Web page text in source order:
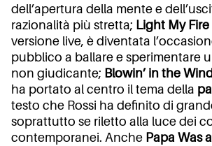
dell’apertura della mente e
razionalità più stretta; Light My
versione live, è diventata
pubblico a ballare e sperimentare
non giudicante; Blowin’ in the Wind
ha portato al centro il tema della
testo che Rossi ha definito di
soprattutto se riletto alla luce dei
contemporanei. Anche Papa Was